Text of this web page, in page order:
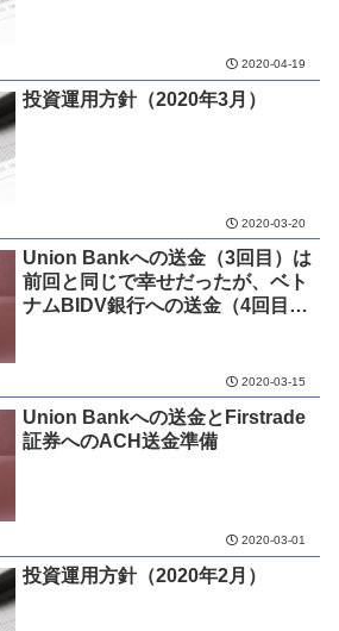
2020-04-19
投資運用方針（2020年3月）
2020-03-20
Union Bankへの送金（3回目）は
前回と同じで幸せだったが、ベト
ナムBIDV銀行への送金（4回目）
2020-03-15
Union Bankへの送金とFirstrade
証券へのACH送金準備
2020-03-01
投資運用方針（2020年2月）